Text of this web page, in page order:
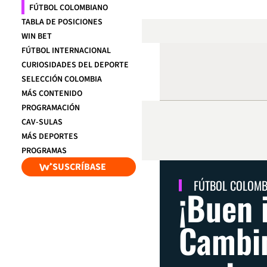
FÚTBOL COLOMBIANO
TABLA DE POSICIONES
WIN BET
FÚTBOL INTERNACIONAL
CURIOSIDADES DEL DEPORTE
SELECCIÓN COLOMBIA
MÁS CONTENIDO
PROGRAMACIÓN
CAV-SULAS
MÁS DEPORTES
PROGRAMAS
SUSCRÍBASE
FÚTBOL